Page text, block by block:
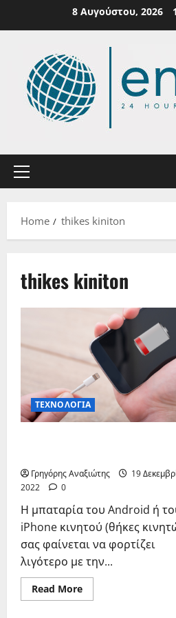
8 Αυγούστου, 2026
Primary
Home thikes kiniton
thikes kiniton
ΤΕΧΝΟΛΟΓΙΑ
Γρηγόρης Αναξιώτης
19
2022
0
Η μπαταρία του Android ή
iPhone κινητού (θήκες
σας φαίνεται να φορτίζει
λιγότερο με την...
Read MoreRead
more